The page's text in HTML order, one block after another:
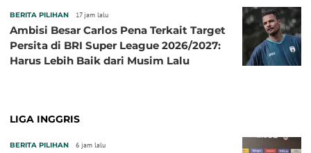
BERITA PILIHAN 17 jam lalu
Ambisi Besar Carlos Pena Terkait Target
Persita di BRI Super League 2026/2027:
Harus Lebih Baik dari Musim Lalu
LIGA INGGRIS
BERITA PILIHAN 6 jam lalu